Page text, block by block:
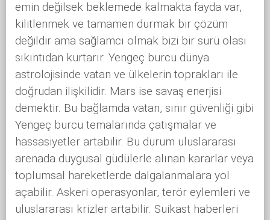
emin değilsek beklemede kalmakta fayda var,
kilitlenmek ve tamamen durmak bir çözüm
değildir ama sağlamcı olmak bizi bir sürü olası
sıkıntıdan kurtarır. Yengeç burcu dünya
astrolojisinde vatan ve ülkelerin toprakları ile
doğrudan ilişkilidir. Mars ise savaş enerjisi
demektir. Bu bağlamda vatan, sınır güvenliği gibi
Yengeç burcu temalarında çatışmalar ve
hassasiyetler artabilir. Bu durum uluslararası
arenada duygusal güdülerle alınan kararlar veya
toplumsal hareketlerde dalgalanmalara yol
açabilir. Askeri operasyonlar, terör eylemleri ve
uluslararası krizler artabilir. Suikast haberleri